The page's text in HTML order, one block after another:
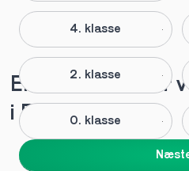
4. klasse
2. klasse
0. klasse
Elever anbefaler
i Frederikssund